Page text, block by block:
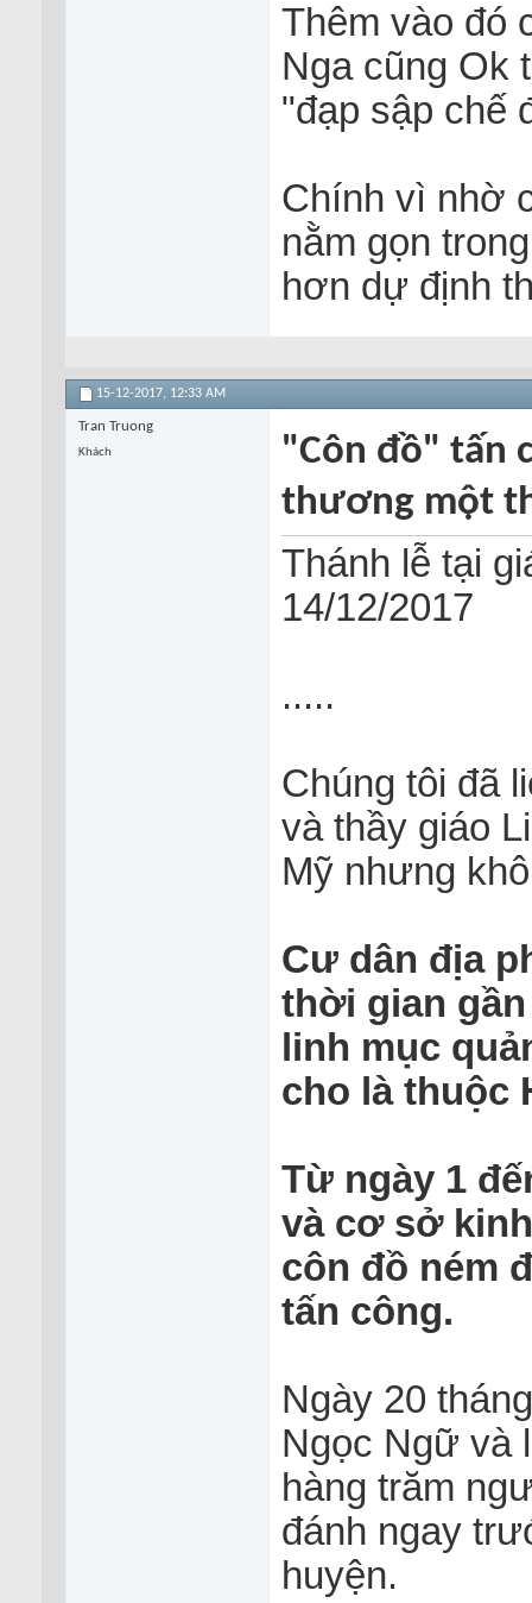
Thêm vào đó
Nga cũng Ok
"đạp sập chế
Chính vì nhờ
nằm gọn
hơn dự định
15-12-2017, 12:33 AM
Tran Truong
Khách
"Côn đồ" tấn
thương một
Thánh lễ tại
14/12/2017
.....
Chúng tôi đã
và thầy giáo
Mỹ nhưng
Cư dân địa
thời gian
linh mục
cho là thuộc
Từ ngày 1
và cơ sở
côn đồ ném
tấn công.
Ngày 20
Ngọc Ngữ và
hàng trăm
đánh ngay
huyện.